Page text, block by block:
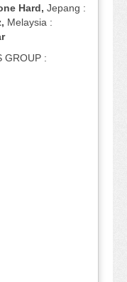
Hard, Jepang :
Melaysia :
GROUP :